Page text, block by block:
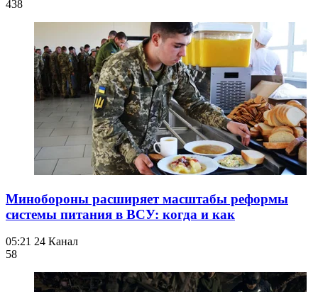
438
Минобороны расширяет масштабы реформы
системы питания в ВСУ: когда и как
05:21 24 Канал
58